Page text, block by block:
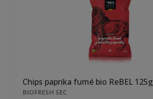
Chips paprika fumé bio ReBEL 125g
BIOFRESH SEC